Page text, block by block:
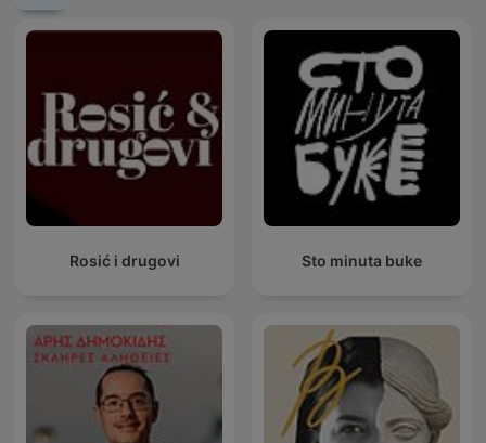
Rosić i drugovi Sto minuta buke